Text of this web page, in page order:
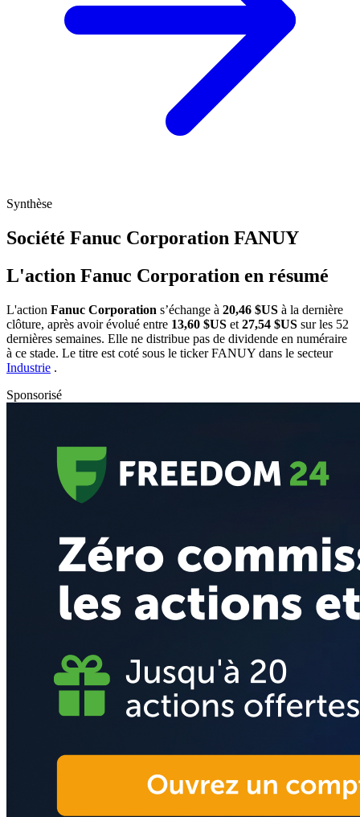
Synthèse
Société Fanuc Corporation FANUY
L'action Fanuc Corporation en résumé
L'action Fanuc Corporation s’échange à 20,46 $US à la dernière
clôture, après avoir évolué entre 13,60 $US et 27,54 $US sur les 52
dernières semaines. Elle ne distribue pas de dividende en numéraire
à ce stade. Le titre est coté sous le tickerFANUY dans le secteur
Industrie .
Sponsorisé